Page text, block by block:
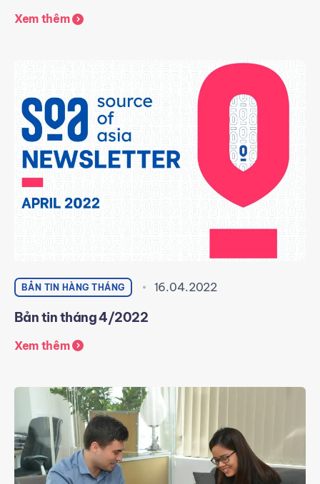
Xem thêm
BẢN TIN HÀNG THÁNG 16.04.2022
Bản tin tháng 4/2022
Xem thêm